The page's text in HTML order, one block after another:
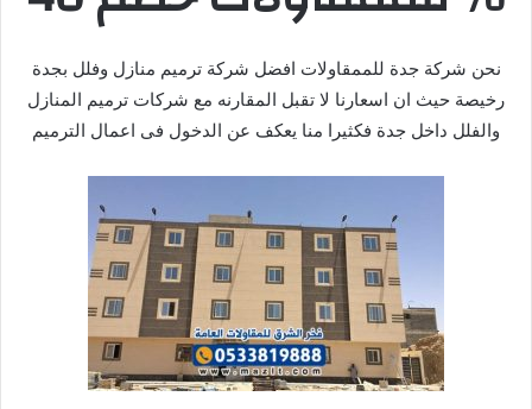
نحن شركة جدة للممقاولات افضل شركة ترميم منازل وفلل بجدة
رخيصة حيث ان اسعارنا لا تقبل المقارنه مع شركات ترميم المنازل
والفلل داخل جدة فكثيرا منا يعكف عن الدخول فى اعمال الترميم